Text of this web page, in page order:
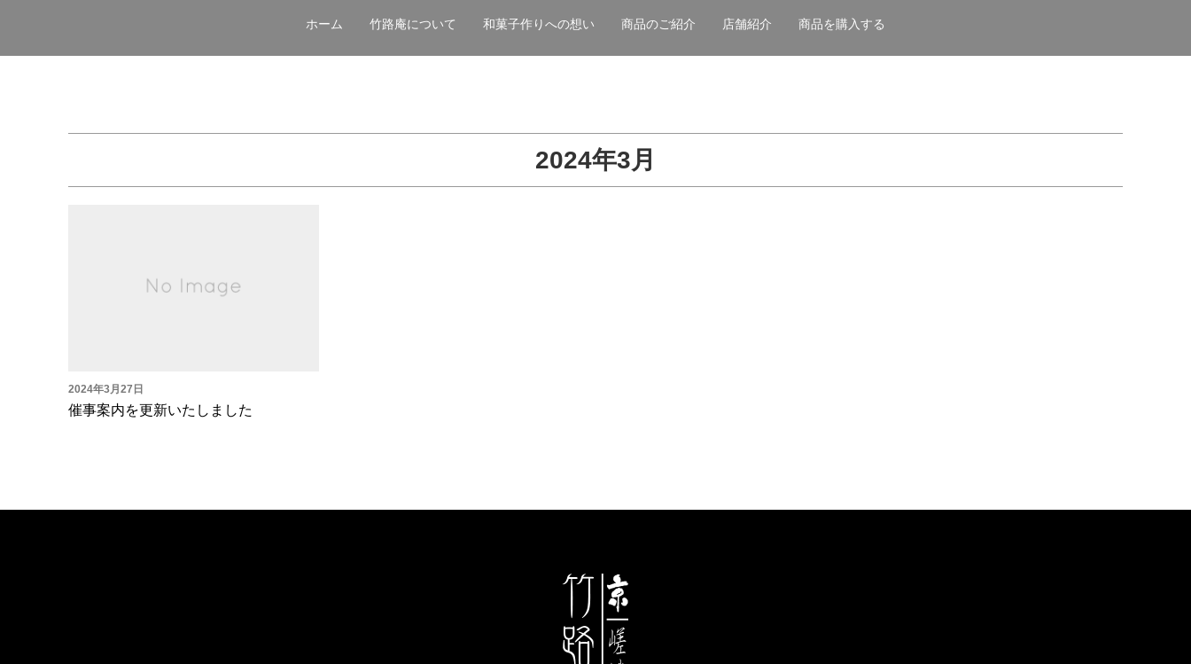
ホーム 竹路庵について 和菓子作りへの想い 商品のご紹介 店舗紹介 商品を購入する
2024年3月
2024年3月27日
催事案内を更新いたしました